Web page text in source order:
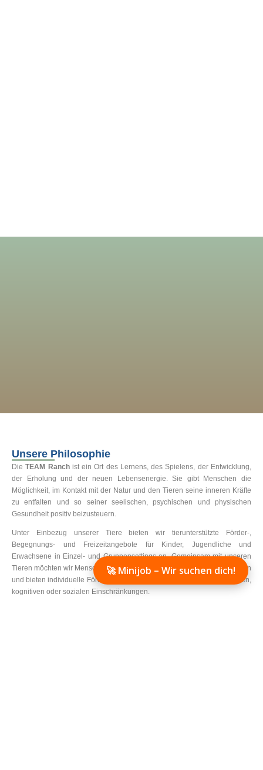
Unsere Philosophie
DieTEAM Ranchist ein Ort des Lernens, des Spielens, der Entwicklung,
der Erholung und der neuen Lebensenergie. Sie gibt Menschen die
Möglichkeit, im Kontakt mit der Natur und den Tieren seine inneren Kräfte
zu entfalten und so seiner seelischen, psychischen und physischen
Gesundheit positiv beizusteuern.
Unter Einbezug unserer Tiere bieten wir tierunterstützte Förder-,
Begegnungs- und Freizeitangebote für Kinder, Jugendliche und
Erwachsene in Einzel- und Gruppensettings an. Gemeinsam mit unseren
Tieren möchten wir Menschen eine ganzheitliche Entwicklung ermöglichen
und bieten individuelle Fördermöglichkeiten bei körperlichen, psychischen,
kognitiven oder sozialen Einschränkungen.
🚀 Minijob – Wir suchen dich!